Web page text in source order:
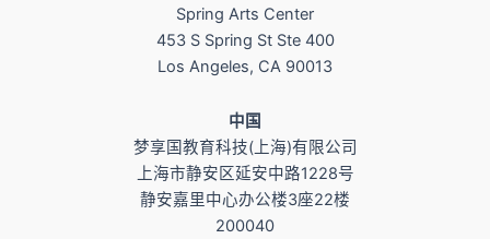
Spring Arts Center
453 S Spring St Ste 400
Los Angeles, CA 90013
​中国
梦享国教育科技(上海)有限公司
上海市静安区延安中路1228号
静安嘉里中心办公楼3座22楼
200040